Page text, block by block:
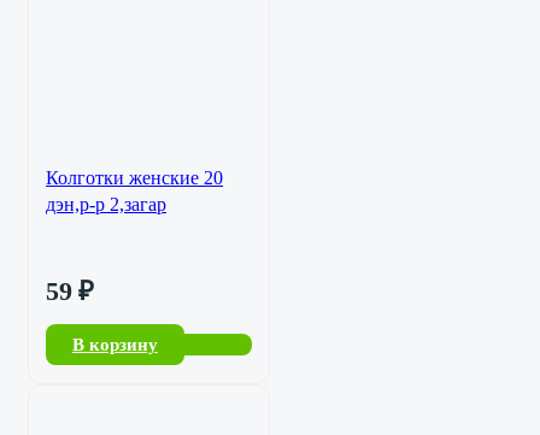
Колготки женские 20
дэн,р-р 2,загар
59 ₽
В корзину